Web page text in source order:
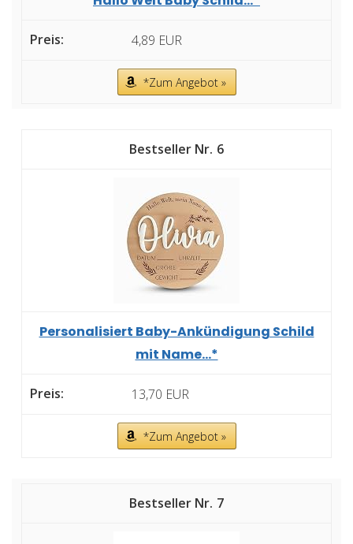
4,89 EUR
*Zum Angebot »
6
Personalisiert Baby-Ankündigung Schild
mit Name...*
13,70 EUR
*Zum Angebot »
7